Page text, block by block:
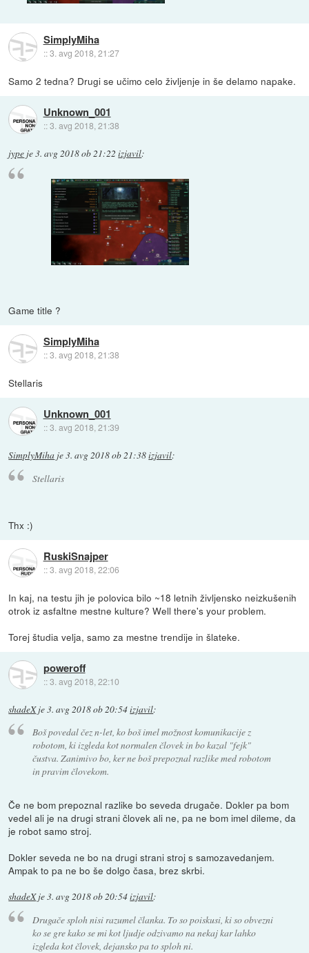
SimplyMiha
::3. avg 2018, 21:27
Samo 2 tedna? Drugi se učimo celo življenje in še delamo napake.
Unknown_001
::3. avg 2018, 21:38
jype je3. avg 2018 ob 21:22 izjavil:
Game title ?
SimplyMiha
::3. avg 2018, 21:38
Stellaris
Unknown_001
::3. avg 2018, 21:39
SimplyMiha je3. avg 2018 ob 21:38izjavil:
Stellaris
Thx :)
RuskiSnajper
::3. avg 2018, 22:06
In kaj, na testu jih je polovica bilo ~18 letnih življensko neizkušenih
otrok iz asfaltne mestne kulture? Well there's your problem.
Torej študia velja, samo za mestne trendije in šlateke.
poweroff
::3. avg 2018, 22:10
shadeXje3. avg 2018 ob 20:54izjavil:
Boš povedal čez n-let, ko boš imel možnost komunikacije z
robotom, ki izgleda kot normalen človek in bo kazal "fejk"
čustva. Zanimivo bo, ker ne boš prepoznal razlike med robotom
in pravim človekom.
Če ne bom prepoznal razlike bo seveda drugače. Dokler pa bom
vedel ali je na drugi strani človek ali ne, pa ne bom imel dileme, da
je robot samo stroj.
Dokler seveda ne bo na drugi strani stroj s samozavedanjem.
Ampak to pa ne bo še dolgo časa, brez skrbi.
shadeXje3. avg 2018 ob 20:54izjavil:
Drugače sploh nisi razumel članka. To so poiskusi, ki so obvezni
ko se gre kako se mi kot ljudje odzivamo na nekaj kar lahko
izgleda kot človek, dejansko pa to sploh ni.